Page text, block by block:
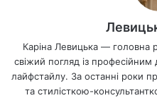
Каріна Левицька — головна
свіжий погляд із
лайфстайлу. За останні роки
та стилісткою-